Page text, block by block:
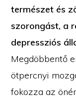
természet és
szorongást, a
depressziós
Megdöbbentő
ötpercnyi
fokozza az